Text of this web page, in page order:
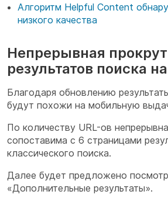
Алгоритм Helpful Content
низкого качества
Непрерывная
результатов поиска
Благодаря обновлению
будут похожи на мобильную
По количеству URL-ов
сопоставима с 6 страницами
классического поиска.
Далее будет предложено
«Дополнительные результаты».